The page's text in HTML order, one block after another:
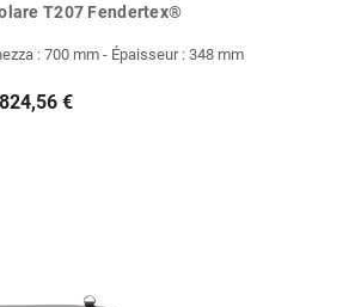
T207 Fendertex®
: 700 mm - Épaisseur : 348 mm
824,56 €